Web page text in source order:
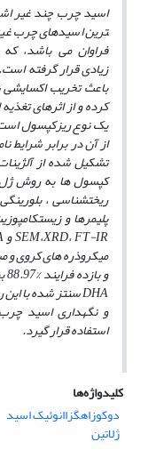
اسید چرب چند غیر
فراوان می­ باشد،
زیادیقرار گرفته
باعث تخریب
کرده و از اثرهای
یک نوع ریزکپسول
از آن در برابر
تشکیل شده از
کپسول­ ها به روش ژل
ریخت­شناسی ،
پلیمرها و
SEM،XRD،FT-IR و
و بازده فرایند %88.97 بودند. در مجموع، زیست کامپوزیت اسید چرب
DHAسنتز شده با این
و نگهداری اسید چرب
استفاده قرار گیرد.
کلیدواژه‌ها
دوکوزاهگزاانوئیک اسید
ژلاتین